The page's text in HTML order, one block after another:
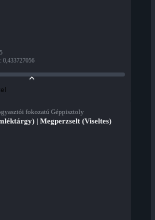
: 0,433727056
fokozatú Géppisztoly
| Megperzselt (Viseltes)